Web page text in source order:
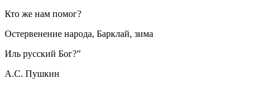
Кто же нам помог?
Остервенение народа, Барклай, зима
Иль русский Бог?”
А.С. Пушкин